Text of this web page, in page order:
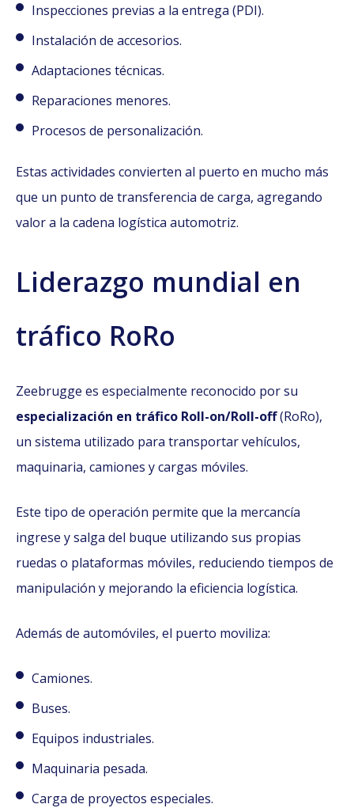
Inspecciones previas a la entrega (PDI).
Instalación de accesorios.
Adaptaciones técnicas.
Reparaciones menores.
Procesos de personalización.
Estas actividades convierten al puerto en mucho más
que un punto de transferencia de carga, agregando
valor a la cadena logística automotriz.
Liderazgo mundial en
tráfico RoRo
Zeebrugge es especialmente reconocido por su
especialización en tráfico Roll-on/Roll-off(RoRo),
un sistema utilizado para transportar vehículos,
maquinaria, camiones y cargas móviles.
Este tipo de operación permite que la mercancía
ingrese y salga del buque utilizando sus propias
ruedas o plataformas móviles, reduciendo tiempos de
manipulación y mejorando la eficiencia logística.
Además de automóviles, el puerto moviliza:
Camiones.
Buses.
Equipos industriales.
Maquinaria pesada.
Carga de proyectos especiales.